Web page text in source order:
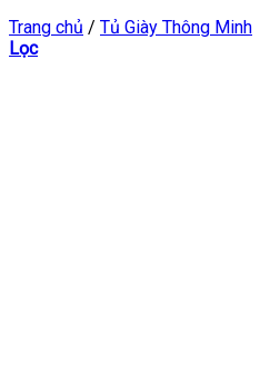
Trang chủ / Tủ Giày Thông Minh
Lọc